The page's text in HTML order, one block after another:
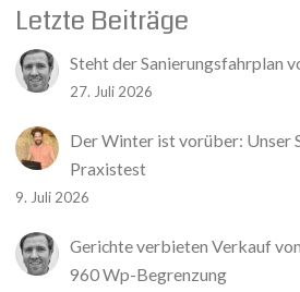
Letzte Beiträge
Steht der Sanierungsfahrplan
27. Juli 2026
Der Winter ist vorüber: Unser
Praxistest
9. Juli 2026
Gerichte verbieten Verkauf
960 Wp-Begrenzung